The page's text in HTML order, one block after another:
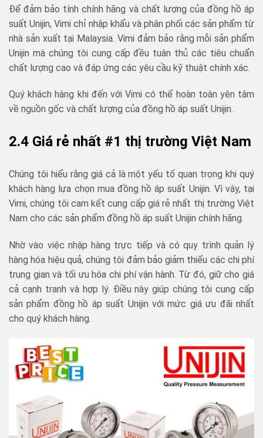
Để đảm bảo tính chính hãng và chất lượng của đồng hồ áp
suất Unijin, Vimi chỉ nhập khẩu và phân phối các sản phẩm từ
nhà sản xuất tại Malaysia. Vimi đảm bảo rằng mỗi sản phẩm
Unijin mà chúng tôi cung cấp đều tuân thủ các tiêu chuẩn
chất lượng cao và đáp ứng các yêu cầu kỹ thuật chính xác.
Quý khách hàng khi đến với Vimi có thể hoàn toàn yên tâm
về nguồn gốc và chất lượng của đồng hồ áp suất Unijin.
2.4 Giá rẻ nhất #1 thị trường Việt Nam
Chúng tôi hiểu rằng giá cả là một yếu tố quan trọng khi quý
khách hàng lựa chọn mua đồng hồ áp suất Unijin. Vì vậy, tại
Vimi, chúng tôi cam kết cung cấp giá rẻ nhất thị trường Việt
Nam cho các sản phẩm đồng hồ áp suất Unijin chính hãng.
Nhờ vào việc nhập hàng trực tiếp và có quy trình quản lý
hàng hóa hiệu quả, chúng tôi đảm bảo giảm thiểu các chi phí
trung gian và tối ưu hóa chi phí vận hành. Từ đó, giữ cho giá
cả cạnh tranh và hợp lý. Điều này giúp chúng tôi cung cấp
sản phẩm đồng hồ áp suất Unijin với mức giá ưu đãi nhất
cho quý khách hàng.